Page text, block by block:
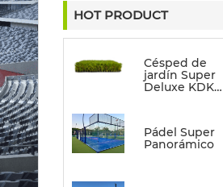
HOT PRODUCT
Césped de
jardín Super
Deluxe KDK
Pádel Super
Panorámico